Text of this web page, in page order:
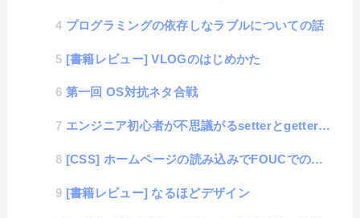
プログラミングの依存しなラブルについての話
[書籍レビュー] VLOGのはじめかた
第一回 OS対抗ネタ合戦
エンジニア初心者が不思議がるsetterとgetterの謎
[CSS] ホームページの読み込みでFOUCでのチラ見せを防ぐ方法
[書籍レビュー] なるほどデザイン